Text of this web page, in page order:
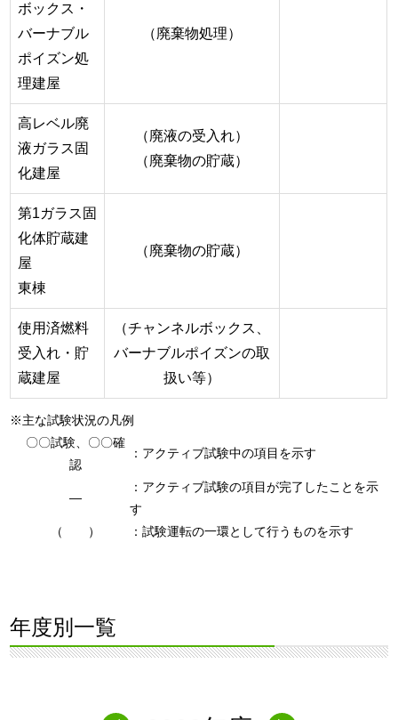
ボックス・
バーナブル
ポイズン処
理建屋
（廃棄物処理）
高レベル廃
液ガラス固
化建屋
（廃液の受入れ）
（廃棄物の貯蔵）
第1ガラス固
化体貯蔵建
屋
東棟
（廃棄物の貯蔵）
使用済燃料
受入れ・貯
蔵建屋
（チャンネルボックス、
バーナブルポイズンの取
扱い等）
※主な試験状況の凡例
〇〇試験、〇〇確
認
：アクティブ試験中の項目を示す
―
：アクティブ試験の項目が完了したことを示
す
（ ）
：試験運転の一環として行うものを示す
年度別一覧